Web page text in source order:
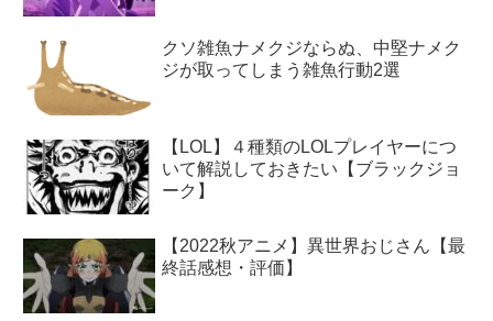
クソ雑魚ナメクジならぬ、中堅ナメク
ジが取ってしまう雑魚行動2選
【LOL】４種類のLOLプレイヤーにつ
いて解説しておきたい【ブラックジョ
ーク】
【2022秋アニメ】異世界おじさん【最
終話感想・評価】